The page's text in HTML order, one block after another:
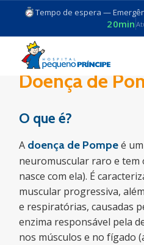
Tempo de espera —
20min
Doença de
O que é?
A doença de Pompeé
neuromuscular raro e tem
nasce com ela). É
muscular progressiva,
e respiratórias, causadas
enzima responsável pela
nos músculos e no fígado